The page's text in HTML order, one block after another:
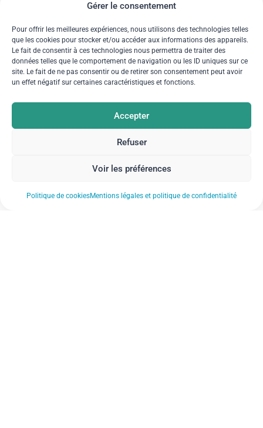
Gérer le consentement
Pour offrir les meilleures expériences, nous utilisons des technologies telles
que les cookies pour stocker et/ou accéder aux informations des appareils.
Le fait de consentir à ces technologies nous permettra de traiter des
données telles que le comportement de navigation ou les ID uniques sur ce
site. Le fait de ne pas consentir ou de retirer son consentement peut avoir
un effet négatif sur certaines caractéristiques et fonctions.
Accepter
Refuser
Voir les préférences
Politique de cookiesMentions légales et politique de confidentialité